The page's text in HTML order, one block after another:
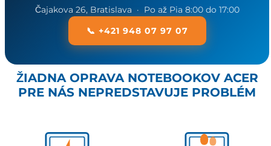
Čajakova 26, Bratislava · Po až Pia 8:00 do 17:00
📞 +421 948 07 97 07
ŽIADNA OPRAVA NOTEBOOKOV ACER
PRE NÁS NEPREDSTAVUJE PROBLÉM